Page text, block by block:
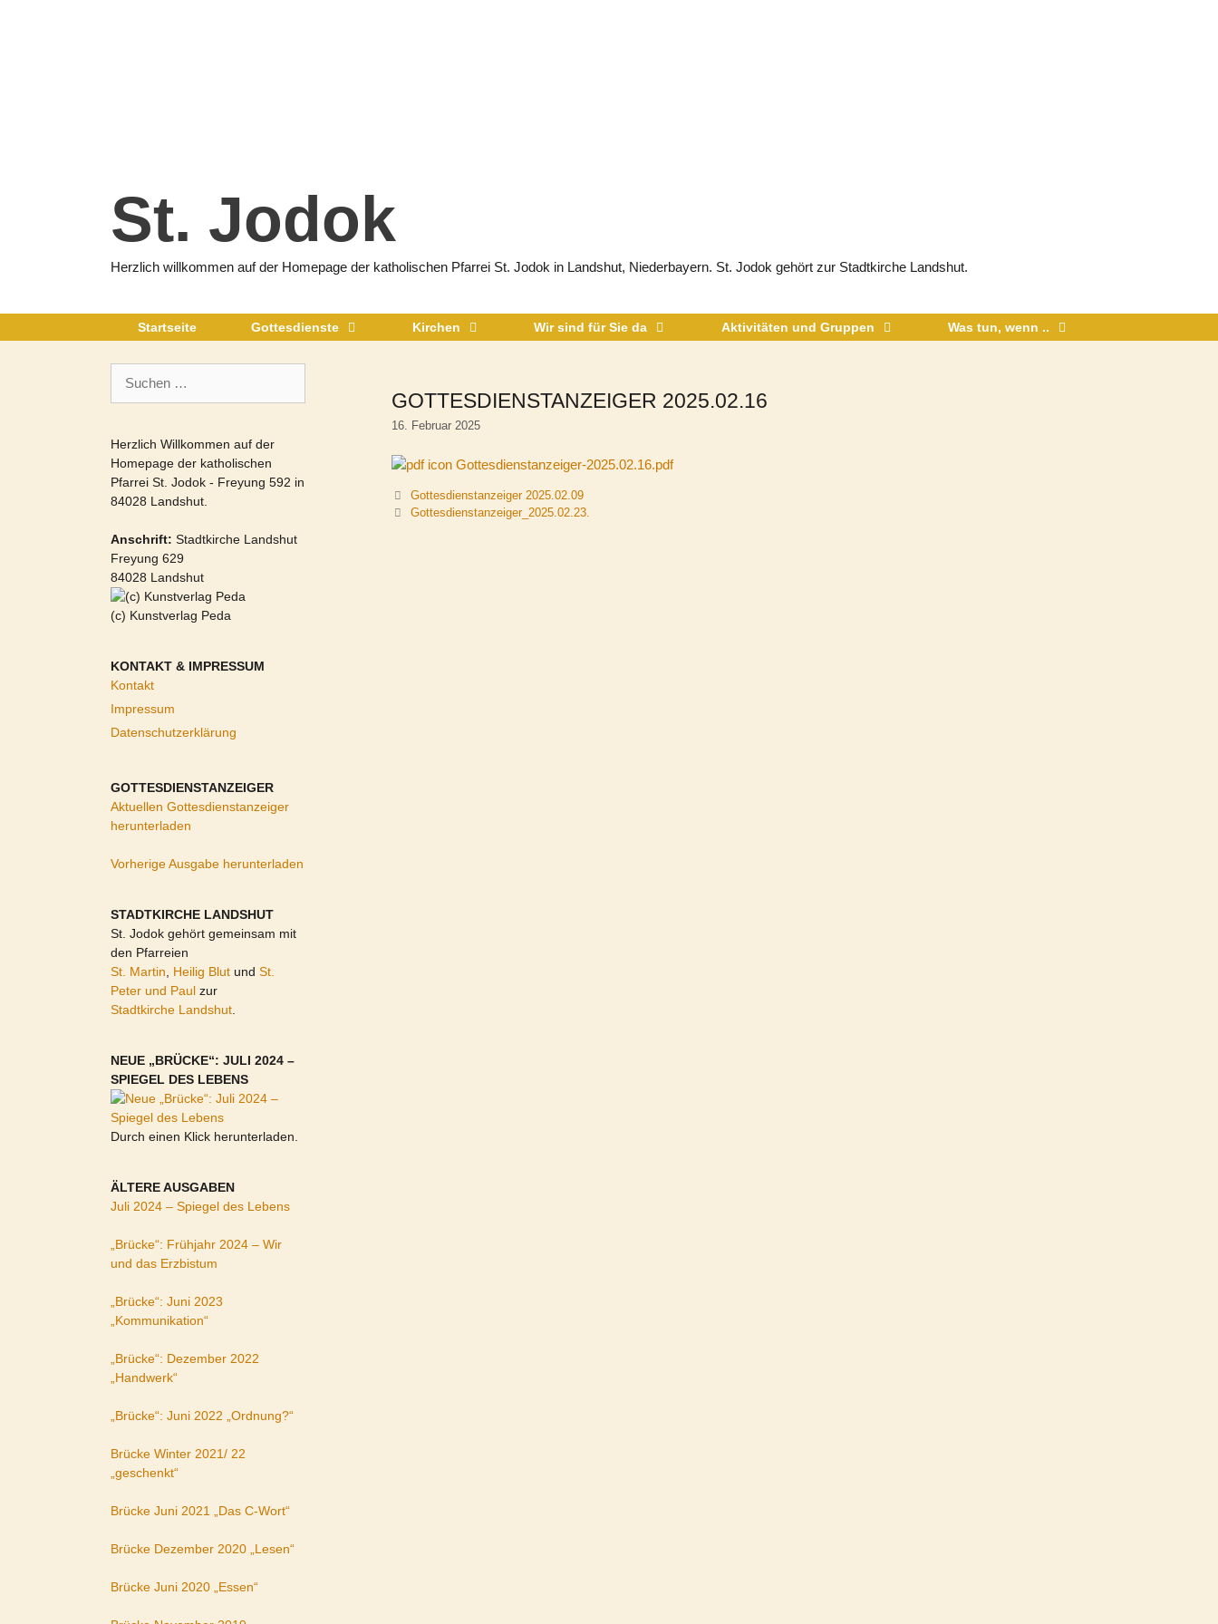
St. Jodok
Herzlich willkommen auf der Homepage der katholischen Pfarrei St. Jodok in Landshut, Niederbayern. St. Jodok gehört zur Stadtkirche Landshut.
Startseite Gottesdienste Kirchen Wir sind für Sie da Aktivitäten und Gruppen Was tun, wenn ..
GOTTESDIENSTANZEIGER 2025.02.16
16. Februar 2025
Gottesdienstanzeiger-2025.02.16.pdf
Gottesdienstanzeiger 2025.02.09
Gottesdienstanzeiger_2025.02.23.
nach:
Herzlich Willkommen auf der
Homepage der katholischen
Pfarrei St. Jodok - Freyung 592 in
84028 Landshut.
Anschrift: Stadtkirche Landshut
Freyung 629
84028 Landshut
(c) Kunstverlag Peda
KONTAKT & IMPRESSUM
Kontakt
Impressum
Datenschutzerklärung
GOTTESDIENSTANZEIGER
Aktuellen Gottesdienstanzeiger
herunterladen
Vorherige Ausgabe herunterladen
STADTKIRCHE LANDSHUT
St. Jodok gehört gemeinsam mit
den Pfarreien
St. Martin
Heilig Blut und St.
Peter und Paul zur
Stadtkirche Landshut
NEUE „BRÜCKE“: JULI 2024 –
SPIEGEL DES LEBENS
Durch einen Klick herunterladen.
ÄLTERE AUSGABEN
Juli 2024 – Spiegel des Lebens
„Brücke“: Frühjahr 2024 – Wir
und das Erzbistum
„Brücke“: Juni 2023
„Kommunikation“
„Brücke“: Dezember 2022
„Handwerk“
„Brücke“: Juni 2022 „Ordnung?“
Brücke Winter 2021/ 22
„geschenkt“
Brücke Juni 2021 „Das C-Wort“
Brücke Dezember 2020 „Lesen“
Brücke Juni 2020 „Essen“